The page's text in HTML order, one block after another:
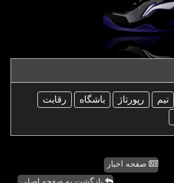
تیم رپورتاژ باشگاه
رقابت
صفحه اخبار